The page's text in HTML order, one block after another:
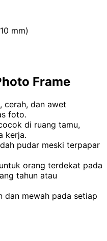
mm)
Frame
cerah, dan awet
foto.
di ruang tamu,
kerja.
pudar meski terpapar
orang terdekat pada
tahun atau
dan mewah pada setiap